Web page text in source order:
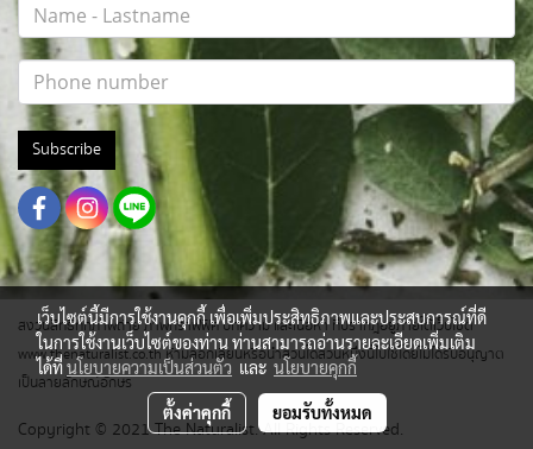
Subscribe
สงวนสิทธิ์ทุกภาพถ่าย ภาพกราฟฟิค บทความ และเนื้อหา ที่ปรากฎอยู่ภายใต้เว็บไซต์
www.thenaturalist.co.th ห้ามลอกเลียนหรือนำส่วนใดส่วนหนึ่งนี้ไปใช้โดยไม่ได้รับอนุญาต
เป็นลายลักษณ์อักษร
Copyright © 2021 The Naturalist. All Rights Reserved.
เว็บไซต์นี้มีการใช้งานคุกกี้ เพื่อเพิ่มประสิทธิภาพและประสบการณ์ที่ดี
ในการใช้งานเว็บไซต์ของท่าน ท่านสามารถอ่านรายละเอียดเพิ่มเติม
ได้ที่นโยบายความเป็นส่วนตัว และ นโยบายคุกกี้
ตั้งค่าคุกกี้ ยอมรับทั้งหมด